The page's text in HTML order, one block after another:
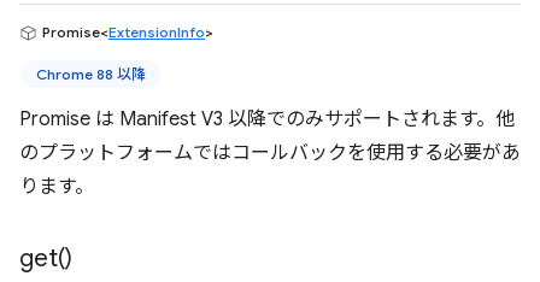
Promise<ExtensionInfo>
Chrome 88 以降
Promise は Manifest V3 以降でのみサポートされます。他
のプラットフォームではコールバックを使用する必要があ
ります。
get()